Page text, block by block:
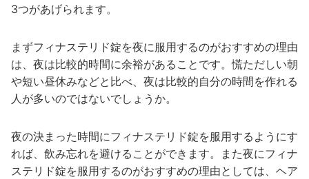
3つがあげられます。
まずフィナステリド錠を夜に服用するのがおすすめの理由
は、夜は比較的時間に余裕があることです。慌ただしい朝
や短い昼休みなどと比べ、夜は比較的自分の時間を作れる
人が多いのではないでしょうか。
夜の決まった時間にフィナステリド錠を服用するようにす
れば、飲み忘れを避けることができます。また夜にフィナ
ステリド錠を服用するのがおすすめの理由としては、ヘア